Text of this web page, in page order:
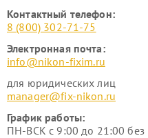
Контактный телефон:
8 (800) 302-71-75
Электронная почта:
info@nikon-fixim.ru
для юридических лиц
manager@fix-nikon.ru
График работы:
ПН-ВСК с 9:00 до 21:00